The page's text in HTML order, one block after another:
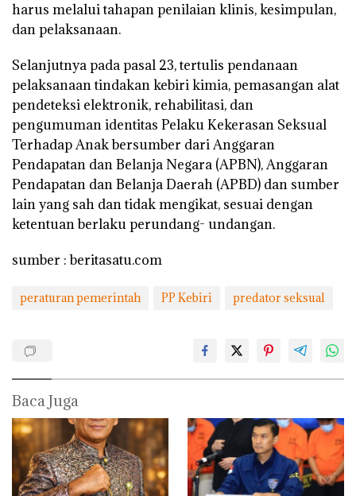
harus melalui tahapan penilaian klinis, kesimpulan,
dan pelaksanaan.
Selanjutnya pada pasal 23, tertulis pendanaan
pelaksanaan tindakan kebiri kimia, pemasangan alat
pendeteksi elektronik, rehabilitasi, dan
pengumuman identitas Pelaku Kekerasan Seksual
Terhadap Anak bersumber dari Anggaran
Pendapatan dan Belanja Negara (APBN), Anggaran
Pendapatan dan Belanja Daerah (APBD) dan sumber
lain yang sah dan tidak mengikat, sesuai dengan
ketentuan berlaku perundang- undangan.
sumber : beritasatu.com
peraturan pemerintah PP Kebiri predator seksual
Baca Juga